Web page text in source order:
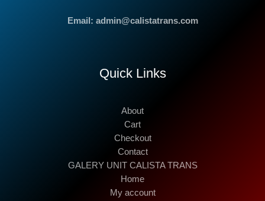
Email: admin@calistatrans.com
Quick Links
About
Cart
Checkout
Contact
GALERY UNIT CALISTA TRANS
Home
My account